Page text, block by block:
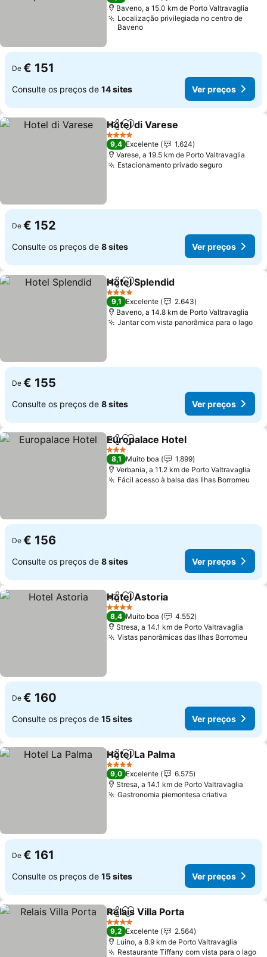
Baveno, a 15.0 km de Porto Valtravaglia
Localização privilegiada no centro de
Baveno
De € 151
Consulte os preços de 14 sites Ver preços
PartilharAdicionar aos favoritos
Hotel di Varese
4 Estrelas
9,4 Excelente
1.624
Varese, a 19.5 km de Porto Valtravaglia
Estacionamento privado seguro
De € 152
Consulte os preços de 8 sites Ver preços
PartilharAdicionar aos favoritos
Hotel Splendid
4 Estrelas
9,1 Excelente
2.643
Baveno, a 14.8 km de Porto Valtravaglia
Jantar com vista panorâmica para o lago
De € 155
Consulte os preços de 8 sites Ver preços
PartilharAdicionar aos favoritos
Europalace Hotel
3 Estrelas
8,1 Muito boa
1.899
Verbania, a 11.2 km de Porto Valtravaglia
Fácil acesso à balsa das Ilhas Borromeu
De € 156
Consulte os preços de 8 sites Ver preços
PartilharAdicionar aos favoritos
Hotel Astoria
4 Estrelas
8,4 Muito boa
4.552
Stresa, a 14.1 km de Porto Valtravaglia
Vistas panorâmicas das Ilhas Borromeu
De € 160
Consulte os preços de 15 sites Ver preços
PartilharAdicionar aos favoritos
Hotel La Palma
4 Estrelas
9,0 Excelente
6.575
Stresa, a 14.1 km de Porto Valtravaglia
Gastronomia piemontesa criativa
De € 161
Consulte os preços de 15 sites Ver preços
PartilharAdicionar aos favoritos
Relais Villa Porta
4 Estrelas
9,2 Excelente
2.564
Luino, a 8.9 km de Porto Valtravaglia
Restaurante Tiffany com vista para o lago